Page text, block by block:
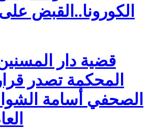
الكورونا..القبض
قضية دار
المحكمة تصدر
الصحفي أسامة